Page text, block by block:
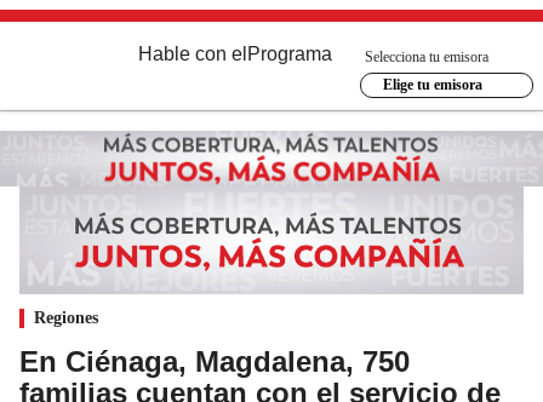
Hable con el Programa
Selecciona tu emisora
Elige tu emisora
Regiones
En Ciénaga, Magdalena, 750
familias cuentan con el servicio de